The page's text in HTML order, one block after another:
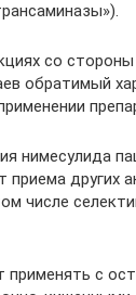
со
обратимый
нимесулида
других
числе
применять с